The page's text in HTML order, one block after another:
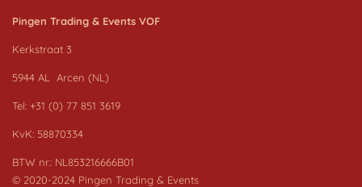
Pingen Trading & Events VOF
Kerkstraat 3
5944 AL Arcen (NL)
Tel: +31 (0) 77 851 3619
KvK: 58870334
BTW nr.: NL853216666B01
© 2020-2024 Pingen Trading & Events